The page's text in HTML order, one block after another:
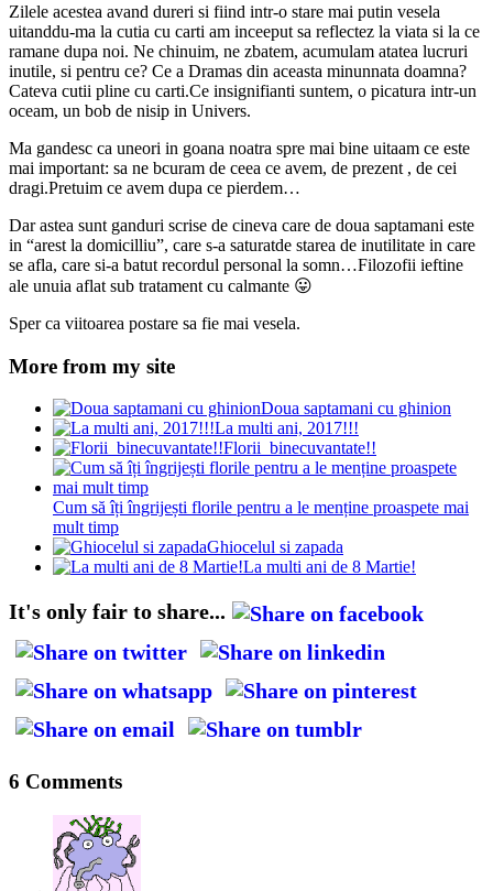
Zilele acestea avand dureri si fiind intr-o stare mai putin vesela
uitanddu-ma la cutia cu carti am inceeput sa reflectez la viata si la ce
ramane dupa noi. Ne chinuim, ne zbatem, acumulam atatea lucruri
inutile, si pentru ce? Ce a Dramas din aceasta minunnata doamna?
Cateva cutii pline cu carti.Ce insignifianti suntem, o picatura intr-un
oceam, un bob de nisip in Univers.
Ma gandesc ca uneori in goana noatra spre mai bine uitaam ce este
mai important: sa ne bcuram de ceea ce avem, de prezent , de cei
dragi.Pretuim ce avem dupa ce pierdem…
Dar astea sunt ganduri scrise de cineva care de doua saptamani este
in “arest la domicilliu”, care s-a saturatde starea de inutilitate in care
se afla, care si-a batut recordul personal la somn…Filozofii ieftine
ale unuia aflat sub tratament cu calmante 😛
Sper ca viitoarea postare sa fie mai vesela.
More from my site
Doua saptamani cu ghinion
La multi ani, 2017!!!
Florii binecuvantate!!
Cum să îți îngrijești florile pentru a le menține proaspete mai
mult timp
Ghiocelul si zapada
La multi ani de 8 Martie!
It's only fair to share...
6 Comments